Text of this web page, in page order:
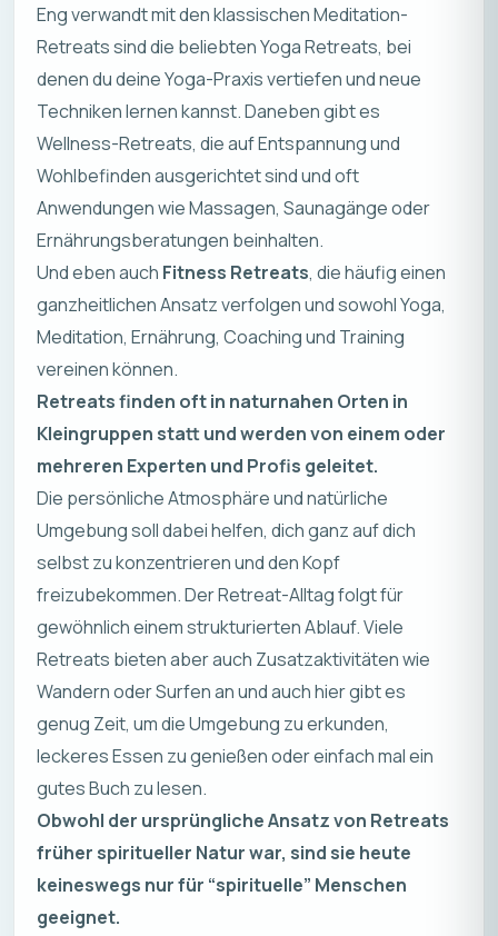
Eng verwandt mit den klassischen Meditation-
Retreats sind die beliebten Yoga Retreats, bei
denen du deine Yoga-Praxis vertiefen und neue
Techniken lernen kannst. Daneben gibt es
Wellness-Retreats, die auf Entspannung und
Wohlbefinden ausgerichtet sind und oft
Anwendungen wie Massagen, Saunagänge oder
Ernährungsberatungen beinhalten.
Und eben auch Fitness Retreats, die häufig einen
ganzheitlichen Ansatz verfolgen und sowohl Yoga,
Meditation, Ernährung, Coaching und Training
vereinen können.
Retreats finden oft in naturnahen Orten in
Kleingruppen statt und werden von einem oder
mehreren Experten und Profis geleitet.
Die persönliche Atmosphäre und natürliche
Umgebung soll dabei helfen, dich ganz auf dich
selbst zu konzentrieren und den Kopf
freizubekommen. Der Retreat-Alltag folgt für
gewöhnlich einem strukturierten Ablauf. Viele
Retreats bieten aber auch Zusatzaktivitäten wie
Wandern oder Surfen an und auch hier gibt es
genug Zeit, um die Umgebung zu erkunden,
leckeres Essen zu genießen oder einfach mal ein
gutes Buch zu lesen.
Obwohl der ursprüngliche Ansatz von Retreats
früher spiritueller Natur war, sind sie heute
keineswegs nur für “spirituelle” Menschen
geeignet.